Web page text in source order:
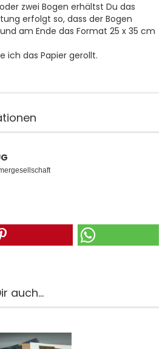
zwei Bogen erhältst Du das
erfolgt so, dass der Bogen
am Ende das Format 25 x 35 cm
ich das Papier gerollt.
auch...